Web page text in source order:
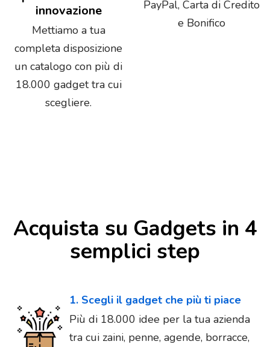
innovazione
Mettiamo a tua
completa disposizione
un catalogo con più di
18.000 gadget tra cui
scegliere.
PayPal, Carta di Credito
e Bonifico
Acquista su Gadgets in 4
semplici step
1. Scegli il gadget che più ti piace
Più di 18.000 idee per la tua azienda
tra cui zaini, penne, agende, borracce,